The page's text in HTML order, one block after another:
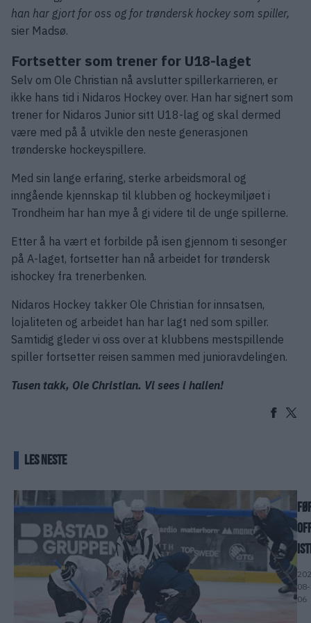
han har gjort for oss og for trøndersk hockey som spiller,
sier Madsø.
Fortsetter som trener for U18-laget
Selv om Ole Christian nå avslutter spillerkarrieren, er
ikke hans tid i Nidaros Hockey over. Han har signert som
trener for Nidaros Junior sitt U18-lag og skal dermed
være med på å utvikle den neste generasjonen
trønderske hockeyspillere.
Med sin lange erfaring, sterke arbeidsmoral og
inngående kjennskap til klubben og hockeymiljøet i
Trondheim har han mye å gi videre til de unge spillerne.
Etter å ha vært et forbilde på isen gjennom ti sesonger
på A-laget, fortsetter han nå arbeidet for trøndersk
ishockey fra trenerbenken.
Nidaros Hockey takker Ole Christian for innsatsen,
lojaliteten og arbeidet han har lagt ned som spiller.
Samtidig gleder vi oss over at klubbens mestspillende
spiller fortsetter reisen sammen med junioravdelingen.
Tusen takk, Ole Christian. Vi sees i hallen!
LES NESTE
08-
06